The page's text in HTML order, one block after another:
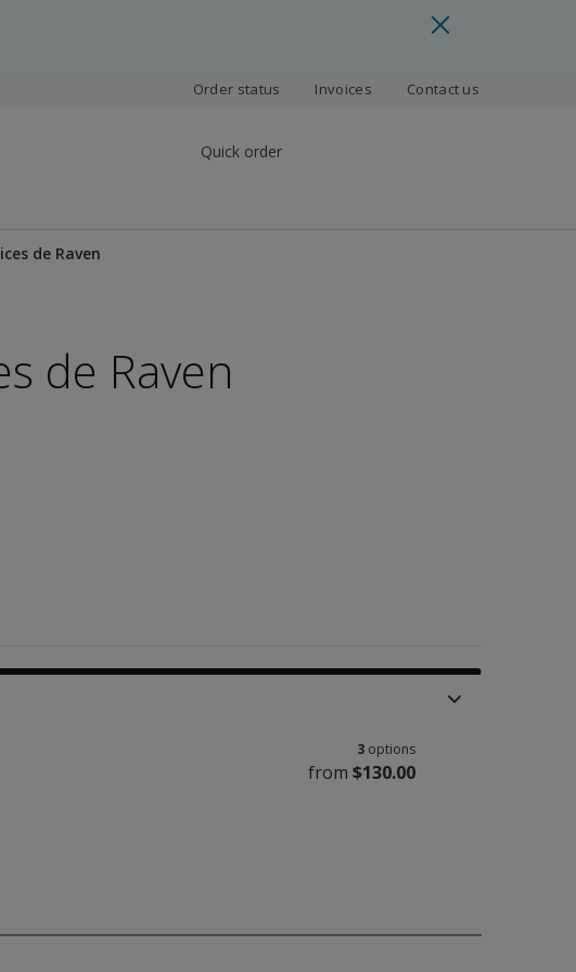
Order status Invoices Contact us
Quick order
de Raven
de Raven
3 options
from $130.00